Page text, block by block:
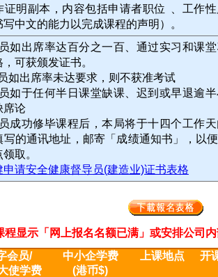
证明副本，内容包括申请者职位 、工作
中文的能力以完成课程的声明）。
如出席率达百分之一百、通过实习和课
可获颁发证书。
如出席率未达要求，则不获准考试
如于任何半日课堂缺课、迟到或早退逾
席论
成功修毕课程后，本局将于十四个工作
写的通讯地址，邮寄「成绩通知书」，以
取。
申请安全健康督导员(建造业)证书表格
程显示「网上报名名额已满」或安排公司
会员/
使学费
中小企学费
(港币$)
上课地点 开